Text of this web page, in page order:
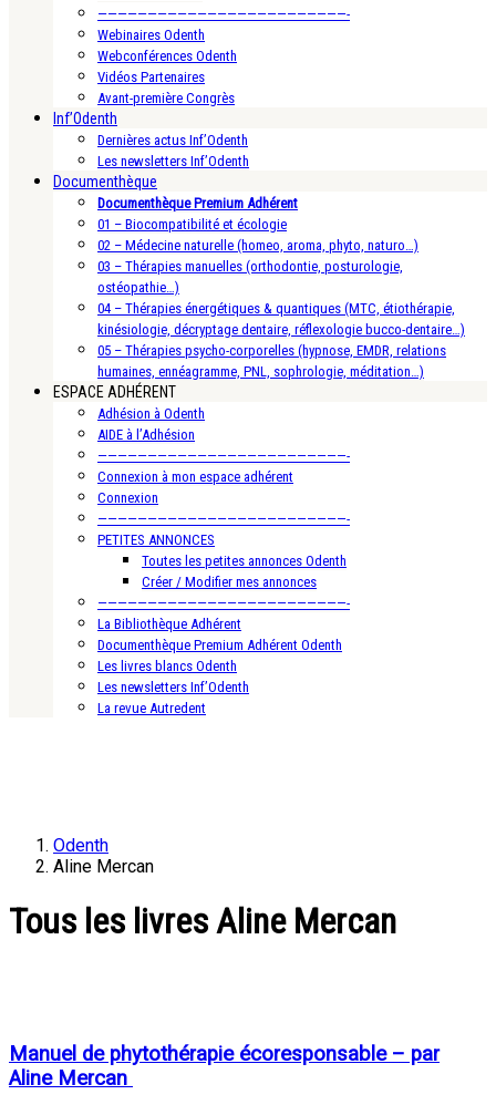
—————————————————————————-
Webinaires Odenth
Webconférences Odenth
Vidéos Partenaires
Avant-première Congrès
Inf’Odenth
Dernières actus Inf’Odenth
Les newsletters Inf’Odenth
Documenthèque
Documenthèque Premium Adhérent
01 – Biocompatibilité et écologie
02 – Médecine naturelle (homeo, aroma, phyto, naturo…)
03 – Thérapies manuelles (orthodontie, posturologie,
ostéopathie…)
04 – Thérapies énergétiques & quantiques (MTC, étiothérapie,
kinésiologie, décryptage dentaire, réflexologie bucco-dentaire…)
05 – Thérapies psycho-corporelles (hypnose, EMDR, relations
humaines, ennéagramme, PNL, sophrologie, méditation…)
ESPACE ADHÉRENT
Adhésion à Odenth
AIDE à l’Adhésion
—————————————————————————-
Connexion à mon espace adhérent
Connexion
—————————————————————————-
PETITES ANNONCES
Toutes les petites annonces Odenth
Créer / Modifier mes annonces
—————————————————————————-
La Bibliothèque Adhérent
Documenthèque Premium Adhérent Odenth
Les livres blancs Odenth
Les newsletters Inf’Odenth
La revue Autredent
Odenth
Aline Mercan
Tous les livres Aline Mercan
Manuel de phytothérapie écoresponsable – par
Aline Mercan